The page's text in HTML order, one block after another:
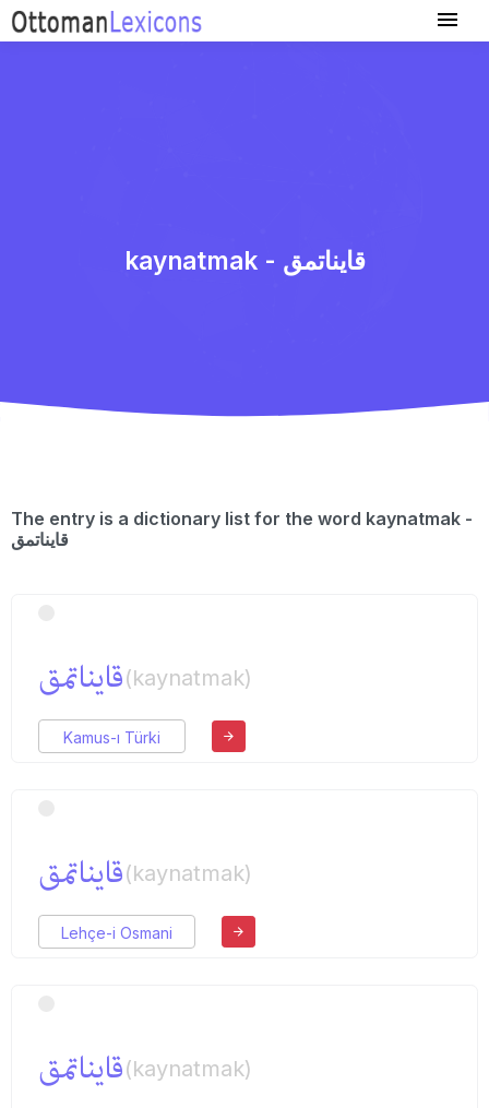
kaynatmak - قایناتمق
The entry is a dictionary list for the word kaynatmak -
قایناتمق
قایناتمق(kaynatmak)
Kamus-ı Türki
قایناتمق(kaynatmak)
Lehçe-i Osmani
قایناتمق(kaynatmak)